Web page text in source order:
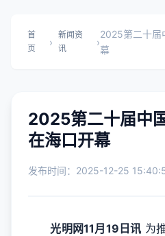
首
页
›
新闻资
讯
›
2025第二十届
幕
2025第二十届中
在海口开幕
发布时间：2025-12-25
光明网11月19日讯 为